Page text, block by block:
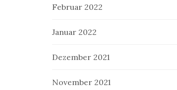
Februar 2022
Januar 2022
Dezember 2021
November 2021